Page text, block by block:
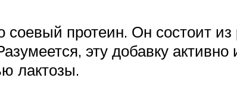
протеин. Он состоит
эту добавку
лактозы.